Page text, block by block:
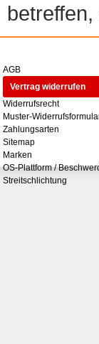
AGB
Vertrag widerrufen
Widerrufsrecht
Muster-
Zahlungsarten
Sitemap
Marken
OS-Plattform /
Streitschlichtung